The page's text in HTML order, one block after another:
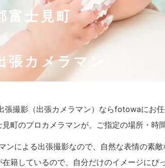
富士見町
張カメラマン
張撮影（出張カメラマン）ならfotowaにお任
町のプロカメラマンが、ご指定の場所・時
ンによる出張撮影なので、自然な表情の素敵
籍しているので、自分だけのイメージにぴ